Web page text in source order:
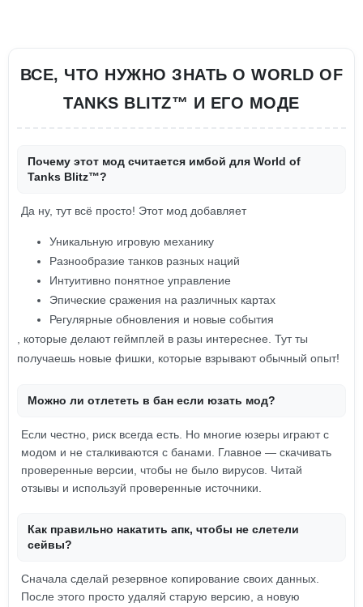
ВСЕ, ЧТО НУЖНО ЗНАТЬ О WORLD OF
TANKS BLITZ™ И ЕГО МОДЕ
Почему этот мод считается имбой для World of
Tanks Blitz™?
Да ну, тут всё просто! Этот мод добавляет
Уникальную игровую механику
Разнообразие танков разных наций
Интуитивно понятное управление
Эпические сражения на различных картах
Регулярные обновления и новые события
, которые делают геймплей в разы интереснее. Тут ты
получаешь новые фишки, которые взрывают обычный опыт!
Можно ли отлететь в бан если юзать мод?
Если честно, риск всегда есть. Но многие юзеры играют с
модом и не сталкиваются с банами. Главное — скачивать
проверенные версии, чтобы не было вирусов. Читай
отзывы и используй проверенные источники.
Как правильно накатить апк, чтобы не слетели
сейвы?
Сначала сделай резервное копирование своих данных.
После этого просто удаляй старую версию, а новую